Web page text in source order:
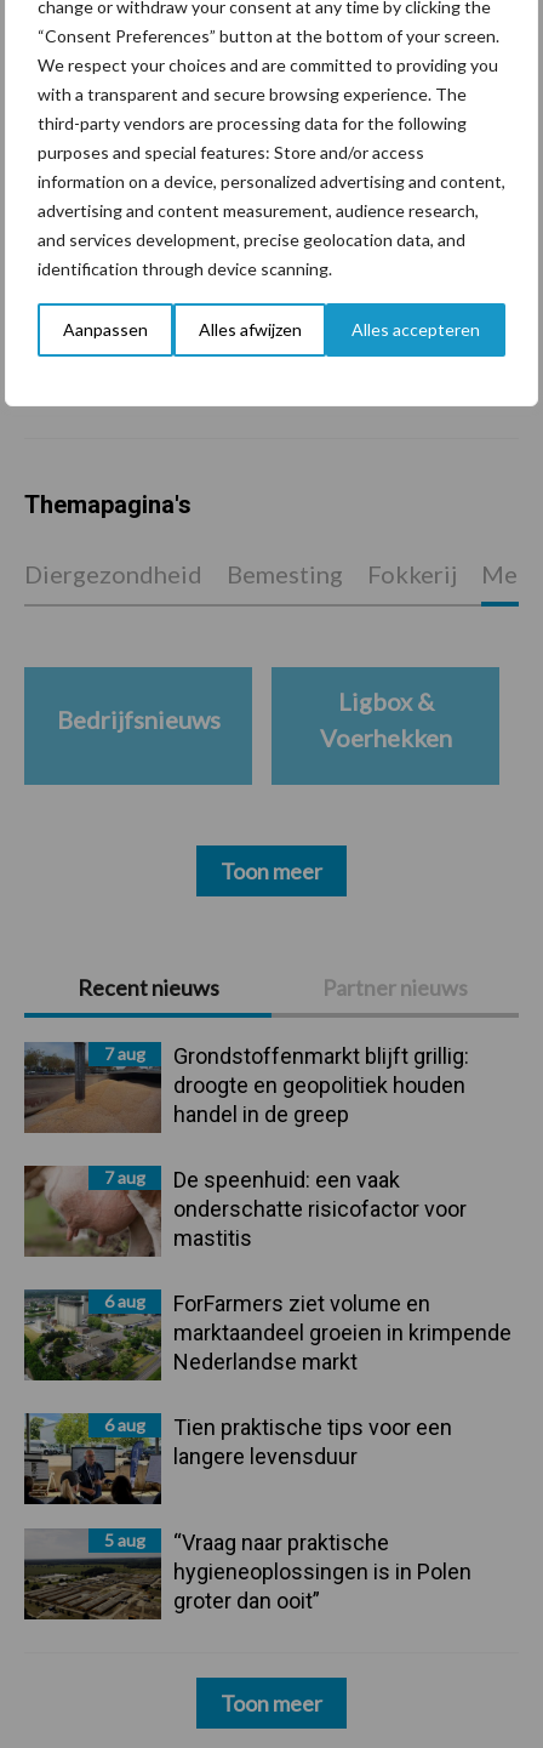
change or withdraw your consent at any time by clicking the
“Consent Preferences” button at the bottom of your screen.
We respect your choices and are committed to providing you
with a transparent and secure browsing experience. The
third-party vendors are processing data for the following
purposes and special features: Store and/or access
information on a device, personalized advertising and content,
advertising and content measurement, audience research,
and services development, precise geolocation data, and
identification through device scanning.
Aanpassen Alles afwijzen Alles accepteren
Primaire
Sidebar
Recent nieuws Partner nieuws
7 aug
Grondstoffenmarkt blijft grillig:
droogte en geopolitiek houden
handel in de greep
7 aug
De speenhuid: een vaak
onderschatte risicofactor voor
mastitis
6 aug
ForFarmers ziet volume en
marktaandeel groeien in krimpende
Nederlandse markt
6 aug
Tien praktische tips voor een
langere levensduur
5 aug
“Vraag naar praktische
hygieneoplossingen is in Polen
groter dan ooit”
Toon meer
grillig: droogte en
geopolitiek houden handel
in de greep
De speenhuid: een vaak
onderschatte risicofactor
voor mastitis
ForFarmers ziet volume en
marktaandeel groeien in
Themapagina's
Diergezondheid Bemesting Fokkerij
Bedrijfsnieuws
Ligbox &
Voerhekken
Toon meer